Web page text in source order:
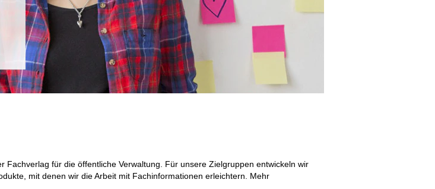
Fachverlag für die öffentliche Verwaltung. Für unsere Zielgruppen entwickeln wir
mit denen wir die Arbeit mit Fachinformationen erleichtern. Mehr